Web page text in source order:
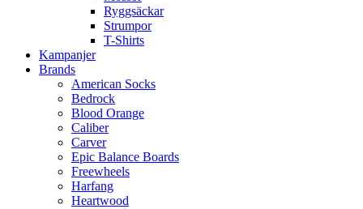
Ryggsäckar
Strumpor
T-Shirts
Kampanjer
Brands
American Socks
Bedrock
Blood Orange
Caliber
Carver
Epic Balance Boards
Freewheels
Harfang
Heartwood